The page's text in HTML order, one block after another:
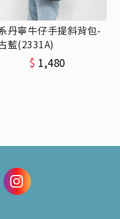
丹寧牛仔手提斜背包-
藍(2331A)
$ 1,480